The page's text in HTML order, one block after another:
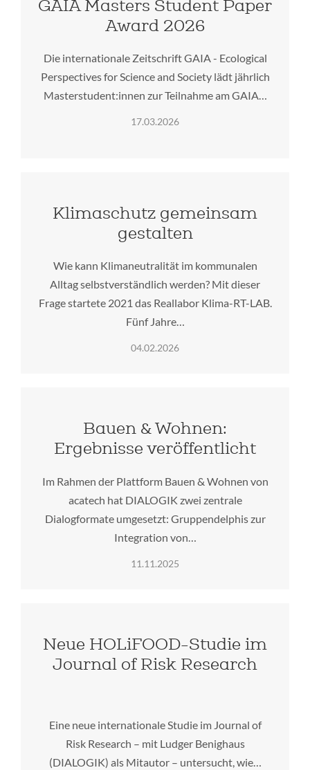
GAIA Masters Student Paper
Award 2026
Die internationale Zeitschrift GAIA - Ecological
Perspectives for Science and Society lädt jährlich
Masterstudent:innen zur Teilnahme am GAIA…
17.03.2026
Klimaschutz gemeinsam
gestalten
Wie kann Klimaneutralität im kommunalen
Alltag selbstverständlich werden? Mit dieser
Frage startete 2021 das Reallabor Klima-RT-LAB.
Fünf Jahre…
04.02.2026
Bauen & Wohnen:
Ergebnisse veröffentlicht
Im Rahmen der Plattform Bauen & Wohnen von
acatech hat DIALOGIK zwei zentrale
Dialogformate umgesetzt: Gruppendelphis zur
Integration von…
11.11.2025
Neue HOLiFOOD-Studie im
Journal of Risk Research
Eine neue internationale Studie im Journal of
Risk Research – mit Ludger Benighaus
(DIALOGIK) als Mitautor – untersucht, wie…